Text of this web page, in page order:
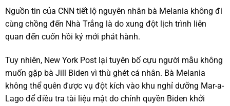
Nguồn tin của CNN tiết lộ nguyên nhân bà Melania không đi
cùng chồng đến Nhà Trắng là do xung đột lịch trình liên
quan đến cuốn hồi ký mới phát hành.
Tuy nhiên, New York Post lại tuyên bố cựu người mẫu không
muốn gặp bà Jill Biden vì thù ghét cá nhân. Bà Melania
không thể quên được vụ đột kích vào khu nghỉ dưỡng Mar-a-
Lago để điều tra tài liệu mật do chính quyền Biden khởi